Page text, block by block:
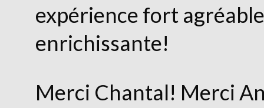
expérience fort
enrichissante!
Merci Chantal! Merci